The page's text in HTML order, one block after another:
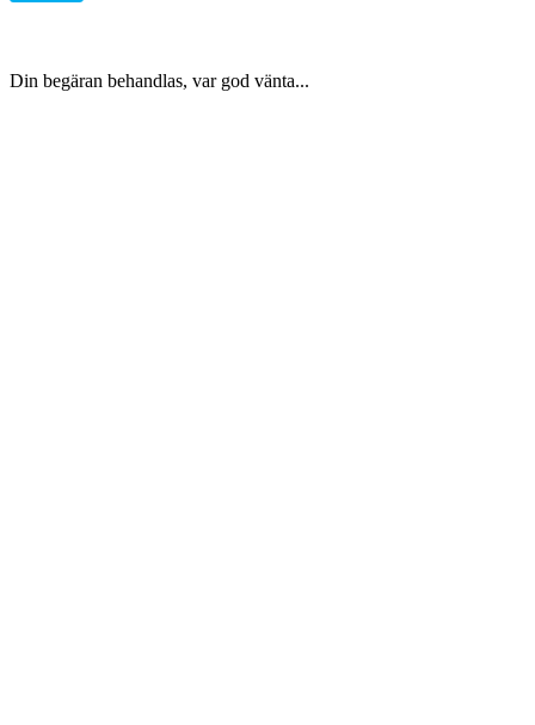
Din begäran behandlas, var god vänta...